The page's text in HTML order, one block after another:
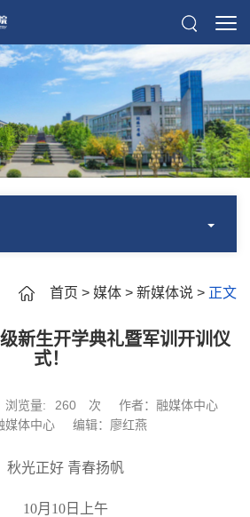
首页 > 媒体 > 新媒体说 > 正文
新生开学典礼暨军训开训仪
式！
浏览量: 260 次
作者：融媒体中心
媒体中心
编辑：廖红燕
秋光正好 青春扬帆
10月10日上午